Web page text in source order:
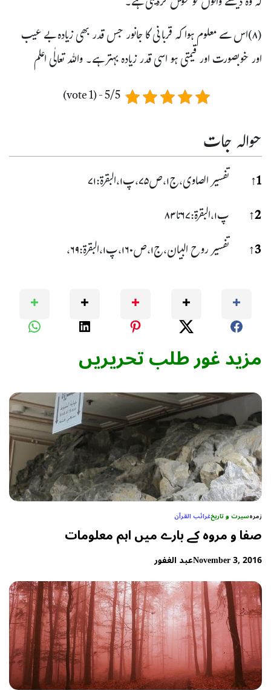
(۸)اس سے معلوم ہوا کہ قربانی کا جانور جس قدر بھی زیادہ بے عیب
اور خوبصورت اور قیمتی ہو اسی قدر زیادہ بہتر ہے۔ واللہ تعالٰی اعلم
5/5 - (1 vote)
حوالہ جات
1
↑
تفسیر الصاوی،ج۱،ص۷۵،پ۱،البقرۃ:۷۱
2
↑
پ۱،البقرۃ:۶۷تا۸۳
3
↑ تفسیر روح البیان،ج۱،ص۱۶۰،پ۱،البقرۃ:۶۹،
مزید غور طلب تحریریں
زمرہسیرت و تاریخغرائب القرآن
صفا و مروه کے بارے میں اہم معلومات
November 3, 2016عبد الغفور